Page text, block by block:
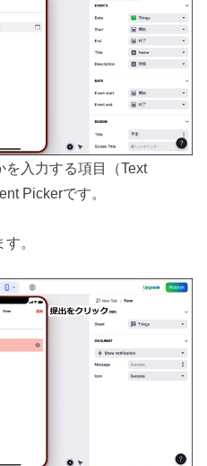
入力する項目（Text
Pickerです。
。